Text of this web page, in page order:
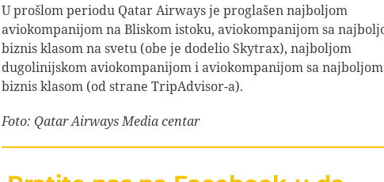
U prošlom periodu Qatar Airways je proglašen najboljom
aviokompanijom na Bliskom istoku, aviokompanijom sa
biznis klasom na svetu (obe je dodelio Skytrax), najboljom
dugolinijskom aviokompanijom i aviokompanijom sa najboljom
biznis klasom (od strane TripAdvisor-a).
Foto: Qatar Airways Media centar